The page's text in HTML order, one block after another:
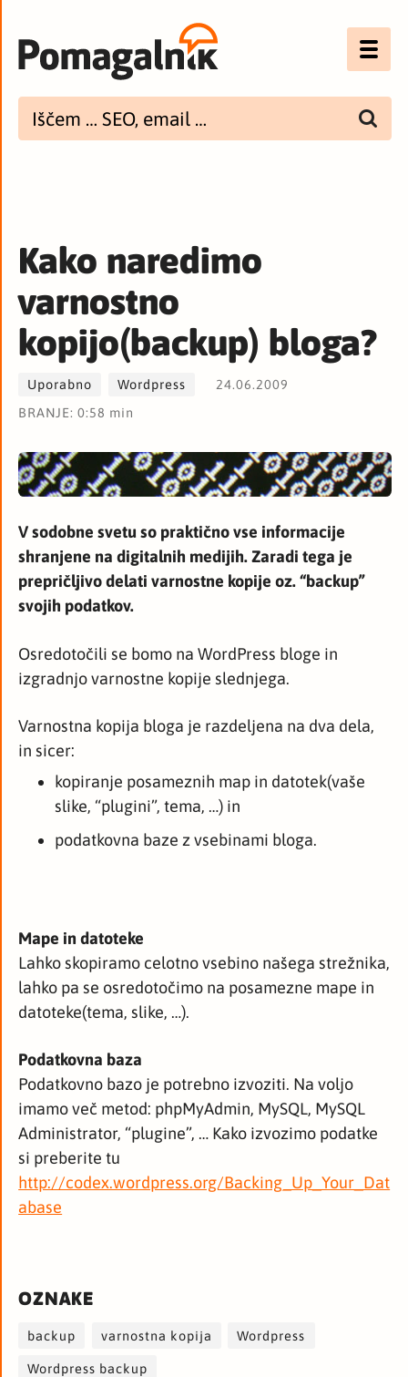
UX
Spletna dostopnost
PODCAST
Kako naredimo
varnostno
kopijo(backup) bloga?
Uporabno Wordpress
24.06.2009
BRANJE: 0:58 min
V sodobne svetu so praktično vse informacije
shranjene na digitalnih medijih. Zaradi tega je
prepričljivo delati varnostne kopije oz. “backup”
svojih podatkov.
Osredotočili se bomo na WordPress bloge in
izgradnjo varnostne kopije slednjega.
Varnostna kopija bloga je razdeljena na dva dela,
in sicer:
kopiranje posameznih map in datotek(vaše
slike, “plugini”, tema, …) in
podatkovna baze z vsebinami bloga.
Mape in datoteke
Lahko skopiramo celotno vsebino našega strežnika,
lahko pa se osredotočimo na posamezne mape in
datoteke(tema, slike, …).
Podatkovna baza
Podatkovno bazo je potrebno izvoziti. Na voljo
imamo več metod: phpMyAdmin, MySQL, MySQL
Administrator, “plugine”, … Kako izvozimo podatke
si preberite tu
http://codex.wordpress.org/Backing_Up_Your_Dat
abase
OZNAKE
backup varnostna kopija Wordpress
Wordpress backup